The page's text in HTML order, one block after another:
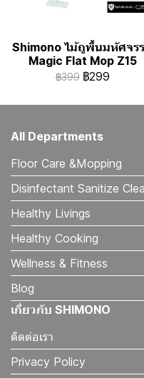
Shimono ไม้ถูพื้นมหัศจร
Magic Flat Mop Z15
฿399 ฿299
All Departments
Floor Care &Mopping
Disinfectant Sanitize
Healthy Livings
Healthy Cooking
Wellness & Fitness
Blog
เกี่ยวกับ SHIMONO
ติดต่อเรา
Privacy Policy